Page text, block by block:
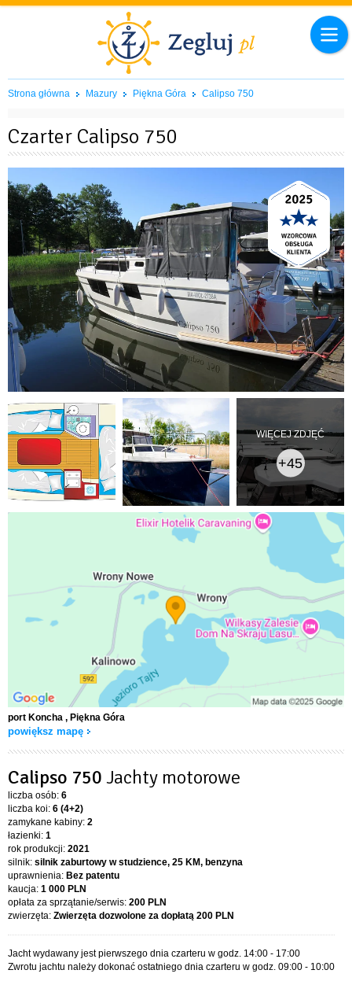
Strona główna Mazury Piękna Góra Calipso 750
Czarter Calipso 750
WIĘCEJ ZDJĘĆ
+45
port Koncha , Piękna Góra
powiększ mapę
Calipso 750 Jachty motorowe
liczba osób: 6
liczba koi: 6 (4+2)
zamykane kabiny: 2
łazienki: 1
rok produkcji: 2021
silnik: silnik zaburtowy w studzience, 25 KM, benzyna
uprawnienia: Bez patentu
kaucja: 1 000 PLN
opłata za sprzątanie/serwis: 200 PLN
zwierzęta: Zwierzęta dozwolone za dopłatą 200 PLN
Jacht wydawany jest pierwszego dnia czarteru w godz. 14:00 - 17:00
Zwrotu jachtu należy dokonać ostatniego dnia czarteru w godz. 09:00 - 10:00